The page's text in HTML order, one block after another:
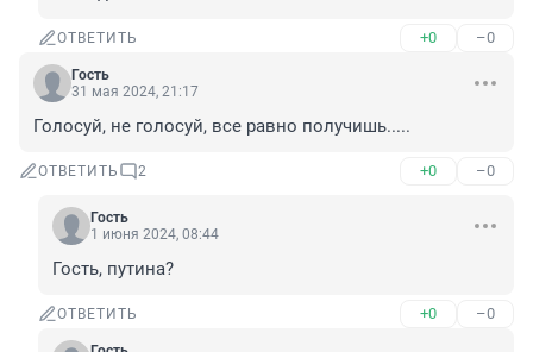
ОТВЕТИТЬ +0 –0
Гость
31 мая 2024, 21:17
Голосуй, не голосуй, все равно получишь.....
ОТВЕТИТЬ 2 +0 –0
Гость
1 июня 2024, 08:44
Гость, путина?
ОТВЕТИТЬ +0 –0